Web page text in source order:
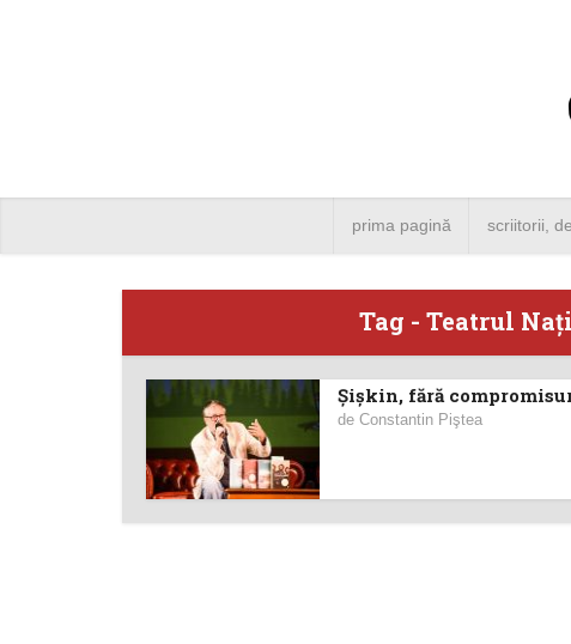
prima pagină scriitorii,
Tag - Teatrul
Şişkin, fără
de Constantin PişteaAngela